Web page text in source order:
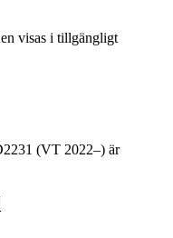
visas i tillgängligt
(VT 2022–) är